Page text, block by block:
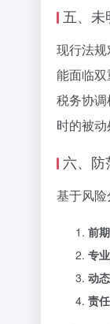
五、
现行法
能面临
税务协
时的被动
六、
基于风险
前
专
动
责